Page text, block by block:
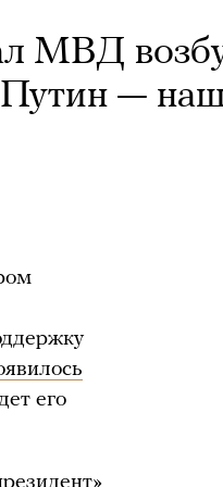
МВД
—
его